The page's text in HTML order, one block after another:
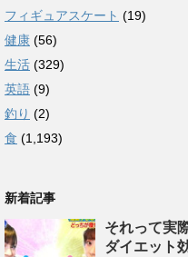
フィギュアスケート (19)
健康 (56)
生活 (329)
英語 (9)
釣り (2)
食 (1,193)
新着記事
それって実
ダイエット